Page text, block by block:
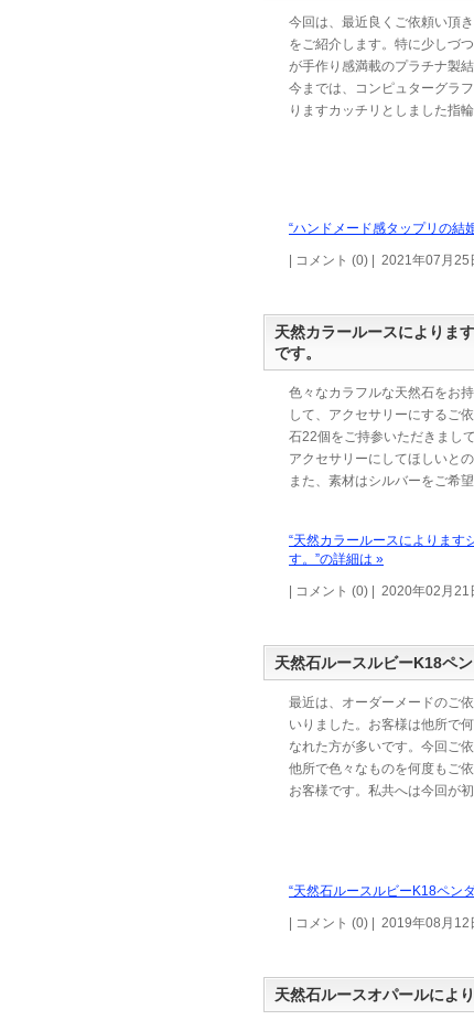
今回は、最近良くご依頼い頂
をご紹介します。特に少しづ
が手作り感満載のプラチナ製結
今までは、コンピュターグラ
りますカッチリとしました指
“ハンドメード感タップリの結
| コメント (0) | 2021年07月25
天然カラールースによりま
です。
色々なカラフルな天然石をお
して、アクセサリーにするご
石22個をご持参いただきまし
アクセサリーにしてほしいとの
また、素材はシルバーをご希
“天然カラールースによります
す。”の詳細は »
| コメント (0) | 2020年02月21
天然石ルースルビーK18ペ
最近は、オーダーメードのご
いりました。お客様は他所で
なれた方が多いです。今回ご
他所で色々なものを何度もご
お客様です。私共へは今回が
“天然石ルースルビーK18ペン
| コメント (0) | 2019年08月12
天然石ルースオパールによ